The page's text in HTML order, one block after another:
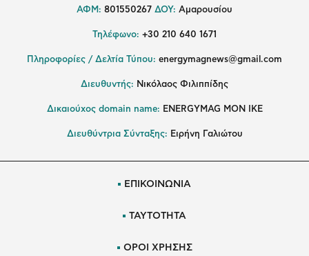
ΑΦΜ: 801550267 ΔΟΥ: Αμαρουσίου
Τηλέφωνο: +30 210 640 1671
Πληροφορίες / Δελτία Τύπου: energymagnews@gmail.com
Διευθυντής: Νικόλαος Φιλιππίδης
Δικαιούχος domain name: ENERGYMAG ΜΟΝ ΙΚΕ
Διευθύντρια Σύνταξης: Ειρήνη Γαλιώτου
ΕΠΙΚΟΙΝΩΝΙΑ
ΤΑΥΤΟΤΗΤΑ
ΟΡΟΙ ΧΡΗΣΗΣ